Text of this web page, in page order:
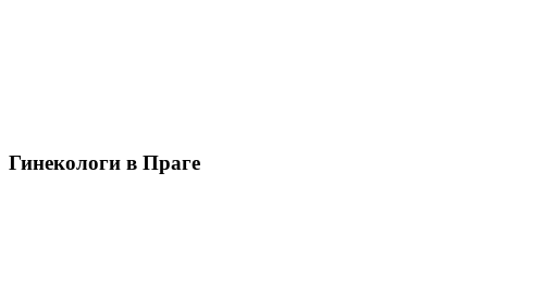
Гинекологи в Праге